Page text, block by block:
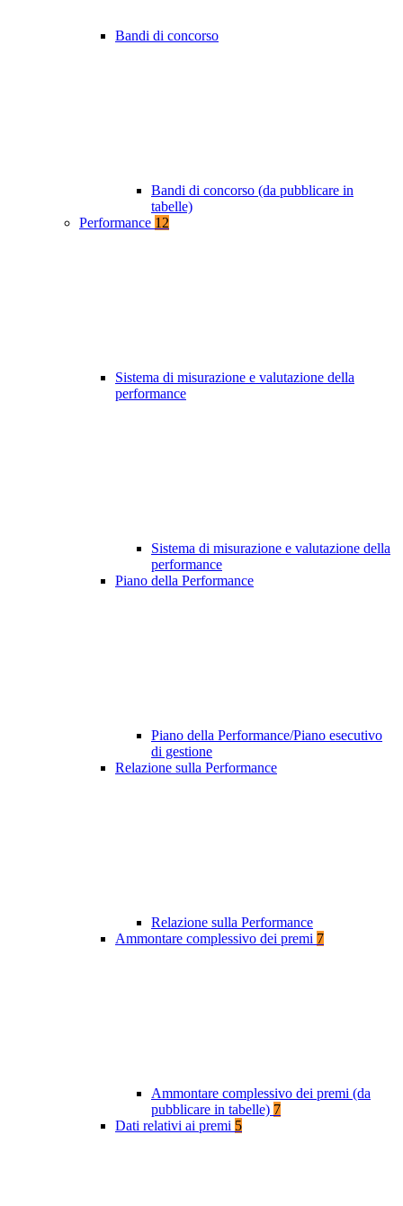
Bandi di concorso
Bandi di concorso (da pubblicare in
tabelle)
Performance 12
Sistema di misurazione e valutazione della
performance
Sistema di misurazione e valutazione della
performance
Piano della Performance
Piano della Performance/Piano esecutivo
di gestione
Relazione sulla Performance
Relazione sulla Performance
Ammontare complessivo dei premi 7
Ammontare complessivo dei premi (da
pubblicare in tabelle) 7
Dati relativi ai premi 5